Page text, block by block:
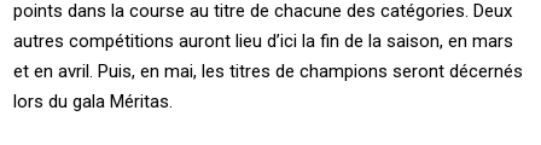
points dans la course au titre de chacune des catégories. Deux
autres compétitions auront lieu d’ici la fin de la saison, en mars
et en avril. Puis, en mai, les titres de champions seront décernés
lors du gala Méritas.